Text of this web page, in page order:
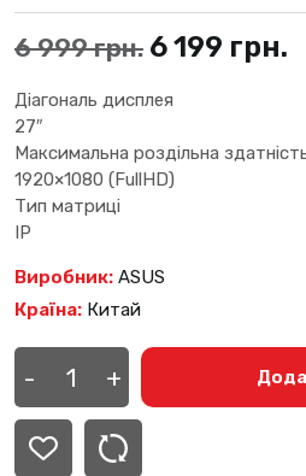
6 999грн.
ціна:
999 грн..
6 199 грн.
Діагональ дисплея
27″
Максимальна роздільна
1920×1080 (FullHD)
Тип матриці
IP
Виробник: ASUS
Країна: Китай
-
Asus
VU279HFI-
W
90LM09IT-
B01K70
кількість
+